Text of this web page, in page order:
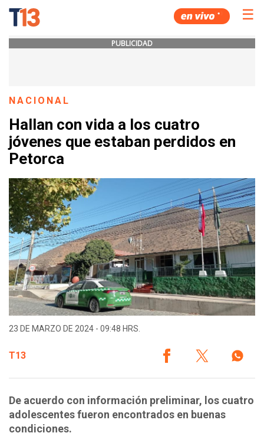
☰
PUBLICIDAD
NACIONAL
Hallan con vida a los cuatro
jóvenes que estaban perdidos en
Petorca
23 DE MARZO DE 2024 - 09:48 HRS.
T13
De acuerdo con información preliminar, los cuatro
adolescentes fueron encontrados en buenas
condiciones.